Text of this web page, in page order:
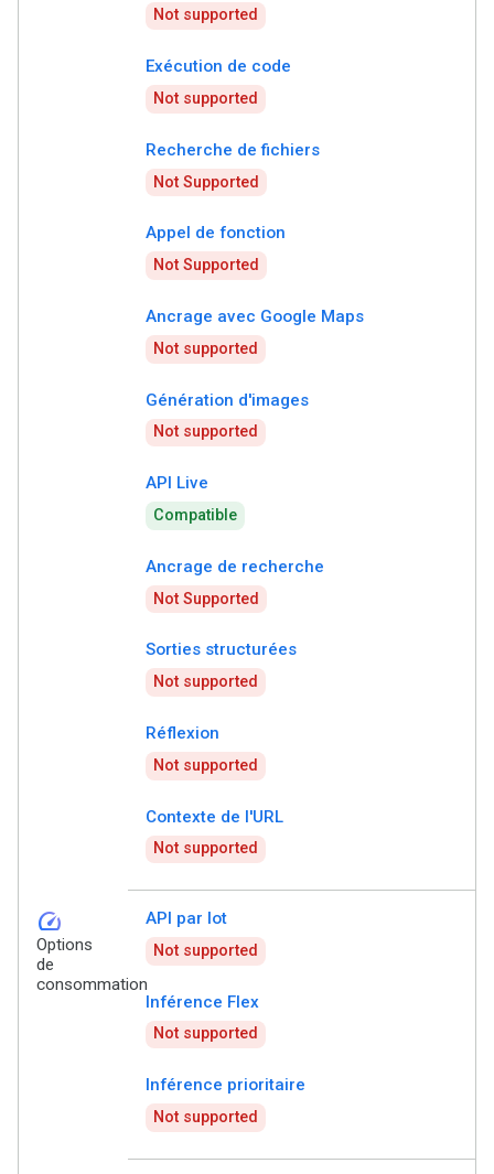
Not supported
Exécution de code
Not supported
Recherche de fichiers
Not Supported
Appel de fonction
Not Supported
Ancrage avec Google Maps
Not supported
Génération d'images
Not supported
API Live
Compatible
Ancrage de recherche
Not Supported
Sorties structurées
Not supported
Réflexion
Not supported
Contexte de l'URL
Not supported
speed
Options
de
consommation
API par lot
Not supported
Inférence Flex
Not supported
Inférence prioritaire
Not supported